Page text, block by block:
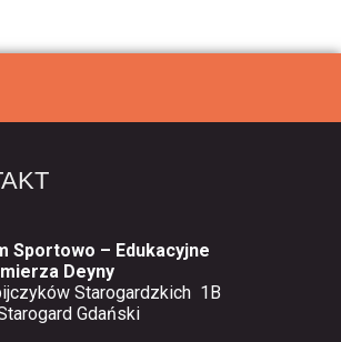
Sportowo – Edukacyjne
Deyny
Starogardzkich 1B
Gdański